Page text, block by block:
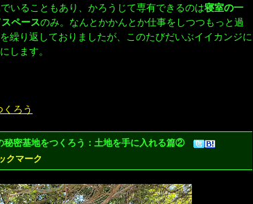
いることもあり、かろうじて専有できるのは寝室の一
ペースのみ。なんとかかんとか仕事をしつつもっと過
繰り返しておりましたが、このたびだいぶイイカンジに
します。
ろう
秘密基地をつくろう：土地を手に入れる篇②